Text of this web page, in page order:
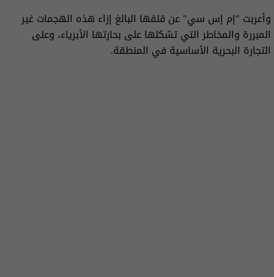
وأعربت "إم إس سي" عن قلقها البالغ إزاء هذه الهجمات غير
المبررة والمخاطر التي تشكلها على بحارتها الأبرياء، وعلى
التجارة البحرية الأساسية في المنطقة.